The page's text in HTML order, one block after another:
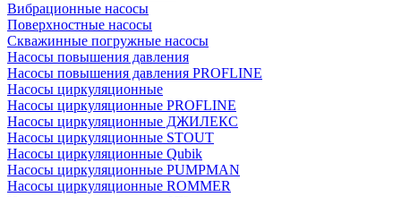
Вибрационные насосы
Поверхностные насосы
Скважинные погружные насосы
Насосы повышения давления
Насосы повышения давления PROFLINE
Насосы циркуляционные
Насосы циркуляционные PROFLINE
Насосы циркуляционные ДЖИЛЕКС
Насосы циркуляционные STOUT
Насосы циркуляционные Qubik
Насосы циркуляционные PUMPMAN
Насосы циркуляционные ROMMER